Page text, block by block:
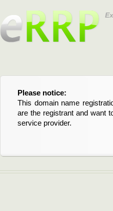
Please notice:
This domain name
are the registrant and want
service provider.
Bitte beachten Sie:
Diese
Domain stehen an.
verlängern möchten,